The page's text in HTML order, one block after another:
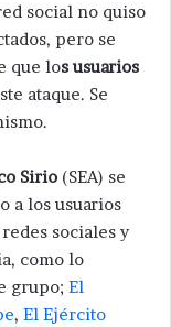
social no quiso
pero se
que los usuarios
ataque. Se
Sirio (SEA) se
a los usuarios
sociales y
como lo
grupo; El
, El Ejército